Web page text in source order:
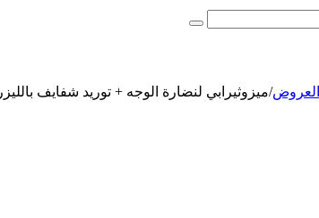
العروض/ميزوثيرابي لنضارة الوجه + توريد شفايف بالليزر